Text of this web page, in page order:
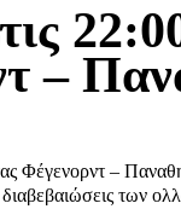
–
–
των